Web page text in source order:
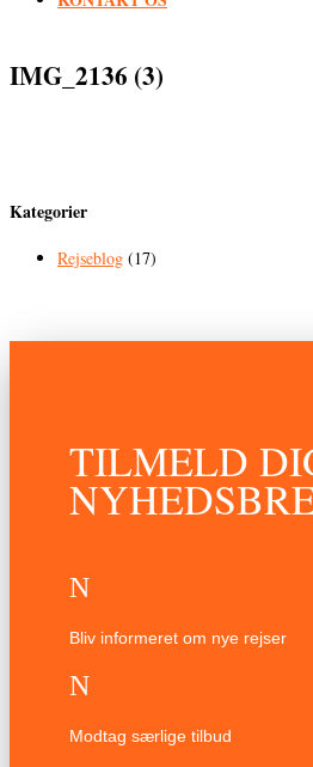
IMG_2136 (3)
Kategorier
Rejseblog (17)
TILMELD
N
Bliv informeret om nye rejser
N
Modtag særlige tilbud